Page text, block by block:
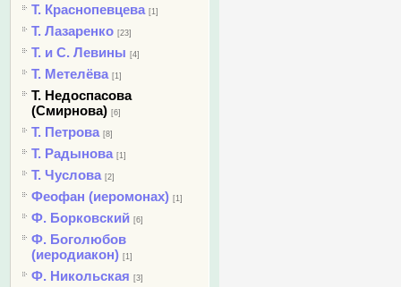
Т. Краснопевцева [1]
Т. Лазаренко [23]
Т. и С. Левины [4]
Т. Метелёва [1]
Т. Недоспасова
(Смирнова) [6]
Т. Петрова [8]
Т. Радынова [1]
Т. Чуслова [2]
Феофан (иеромонах) [1]
Ф. Борковский [6]
Ф. Боголюбов
(иеродиакон) [1]
Ф. Никольская [3]